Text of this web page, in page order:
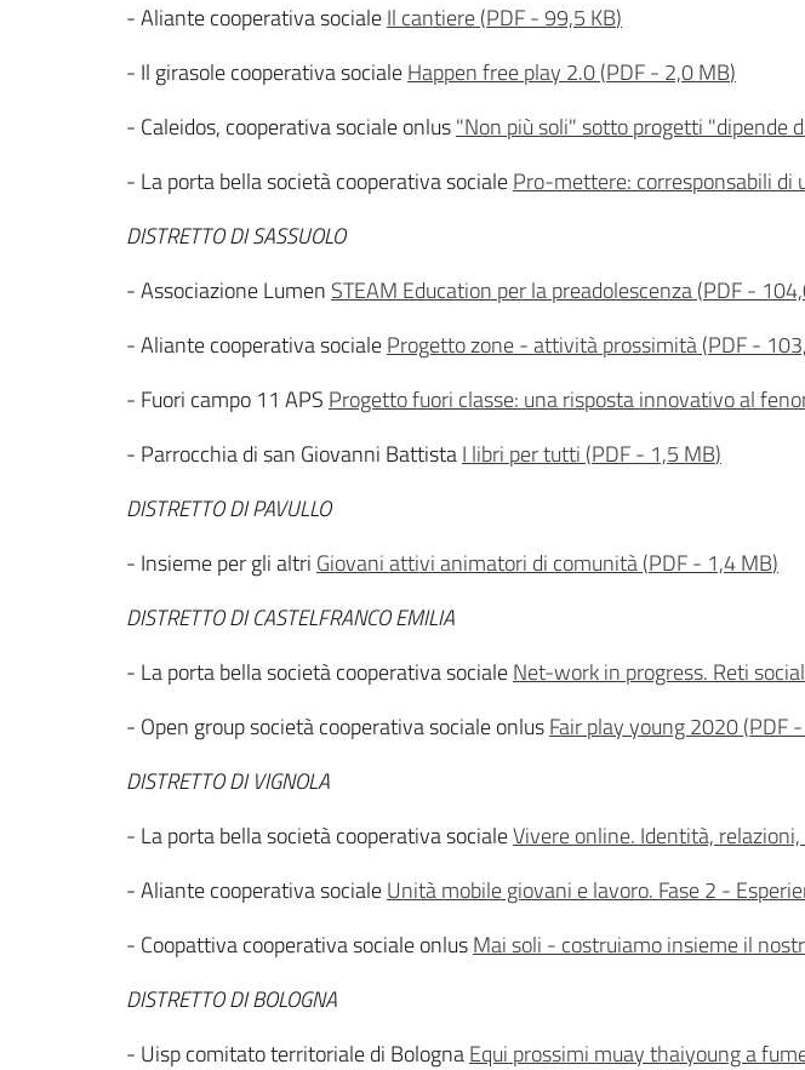
- Aliante cooperativa socialeIl cantiere(PDF-99,5 KB)
- Il girasole cooperativa socialeHappen free play 2.0(PDF- 2,0 MB)
- Caleidos, cooperativa sociale onlus"Non più soli" sotto progetti "dipende
- La porta bella società cooperativa socialePro-mettere: corresponsabili di
DISTRETTO DI SASSUOLO
- Associazione Lumen STEAM Education per la preadolescenza(PDF-
- Aliante cooperativa socialeProgetto zone - attività prossimità(PDF-
- Fuori campo 11 APS Progetto fuori classe: una risposta innovativo al
- Parrocchia di san Giovanni BattistaI libri per tutti (PDF- 1,5 MB)
DISTRETTO DI PAVULLO
- Insieme per gli altri Giovani attivi animatori di comunità(PDF- 1,4 MB)
DISTRETTO DI CASTELFRANCO EMILIA
- La porta bella società cooperativa socialeNet-work in progress. Reti
- Open group società cooperativa sociale onlusFair play young 2020(PDF-
DISTRETTO DI VIGNOLA
- La porta bella società cooperativa socialeVivere online. Identità,
- Aliante cooperativa socialeUnità mobile giovani e lavoro. Fase 2 -
- Coopattiva cooperativa sociale onlusMai soli - costruiamo insieme il
DISTRETTO DI BOLOGNA
- Uisp comitato territoriale di BolognaEqui prossimi muay thaiyoung a